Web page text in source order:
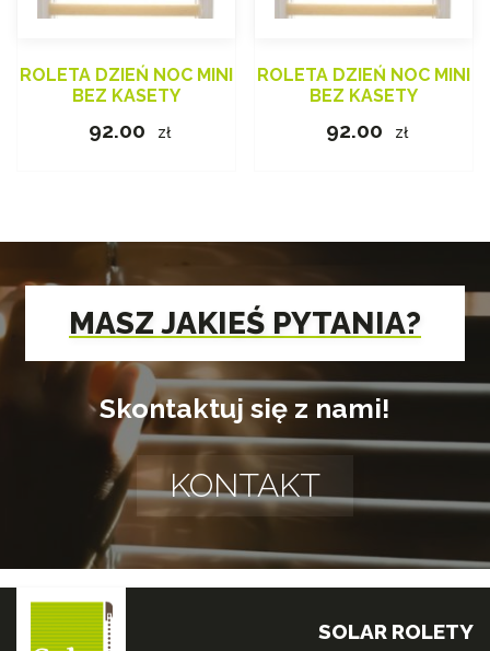
ROLETA DZIEŃ NOC MINI
BEZ KASETY
92.00 zł
ROLETA DZIEŃ NOC MINI
BEZ KASETY
92.00 zł
MASZ JAKIEŚ PYTANIA?
Skontaktuj się z nami!
KONTAKT
SOLAR ROLETY